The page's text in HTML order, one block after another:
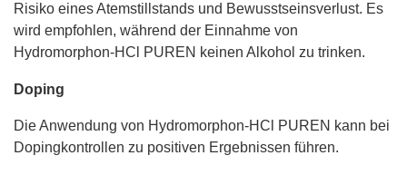
Risiko eines Atemstillstands und Bewusstseinsverlust. Es
wird empfohlen, während der Einnahme von
Hydromorphon-HCl PUREN keinen Alkohol zu trinken.
Doping
Die Anwendung von Hydromorphon-HCl PUREN kann bei
Dopingkontrollen zu positiven Ergebnissen führen.